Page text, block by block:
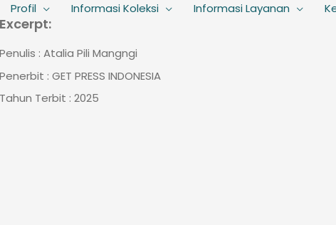
Profil Informasi Koleksi Informasi Layanan
Excerpt:
Penulis : Atalia Pili Mangngi
Penerbit : GET PRESS INDONESIA
Tahun Terbit : 2025